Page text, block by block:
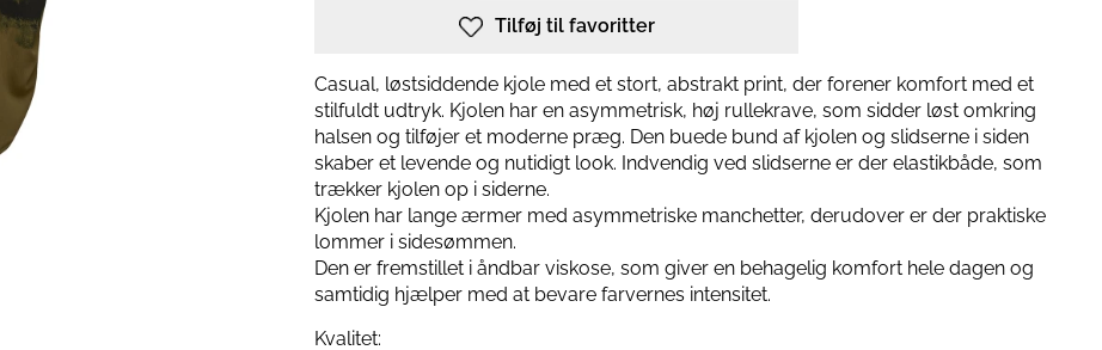
Tilføj til favoritter
Casual, løstsiddende kjole med et stort, abstrakt print, der forener komfort med et
stilfuldt udtryk. Kjolen har en asymmetrisk, høj rullekrave, som sidder løst omkring
halsen og tilføjer et moderne præg. Den buede bund af kjolen og slidserne i siden
skaber et levende og nutidigt look. Indvendig ved slidserne er der elastikbåde, som
trækker kjolen op i siderne.
Kjolen har lange ærmer med asymmetriske manchetter, derudover er der praktiske
lommer i sidesømmen.
Den er fremstillet i åndbar viskose, som giver en behagelig komfort hele dagen og
samtidig hjælper med at bevare farvernes intensitet.
Kvalitet: